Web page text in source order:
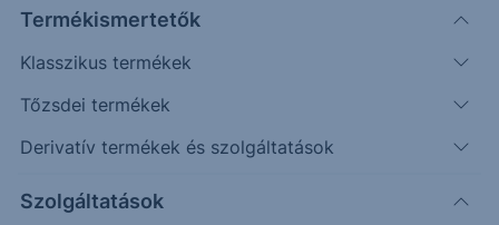
Termékismertetők
Klasszikus termékek
Tőzsdei termékek
Derivatív termékek és szolgáltatások
Szolgáltatások